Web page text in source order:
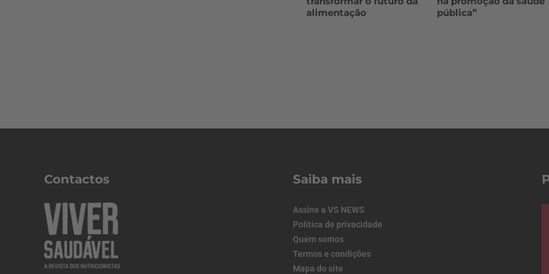
alimentação
pública”
Contactos Saiba mais
Assine a VS NEWS
Política de privacidade
Quem somos
Termos e condições
Mapa do site